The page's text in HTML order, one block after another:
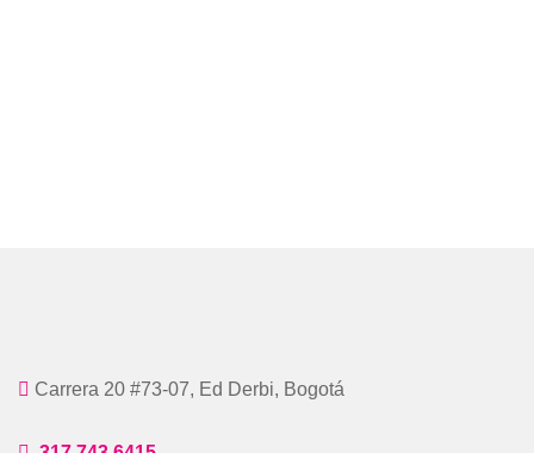
Carrera 20 #73-07, Ed Derbi, Bogotá